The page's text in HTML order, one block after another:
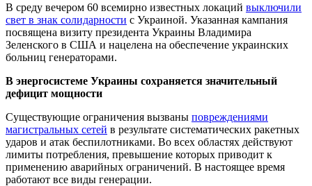
В среду вечером 60 всемирно известных локаций выключили
свет в знак солидарности с Украиной. Указанная кампания
посвящена визиту президента Украины Владимира
Зеленского в США и нацелена на обеспечение украинских
больниц генераторами.
В энергосистеме Украины сохраняется значительный
дефицит мощности
Существующие ограничения вызваны повреждениями
магистральных сетей в результате систематических ракетных
ударов и атак беспилотниками. Во всех областях действуют
лимиты потребления, превышение которых приводит к
применению аварийных ограничений. В настоящее время
работают все виды генерации.